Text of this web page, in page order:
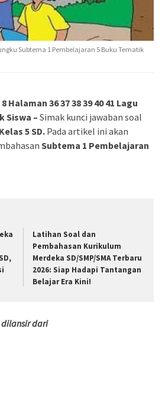
Subtema 1 Pembelajaran 5 Buku Tematik
Halaman 36 37 38 39 40 41 Lagu
Siswa – Simak kunci jawaban soal
5 SD.Pada artikel ini akan
Subtema 1 Pembelajaran
Latihan Soal dan
Pembahasan Kurikulum
Merdeka SD/SMP/SMA Terbaru
2026: Siap Hadapi Tantangan
Belajar Era Kini!
dilansir dari